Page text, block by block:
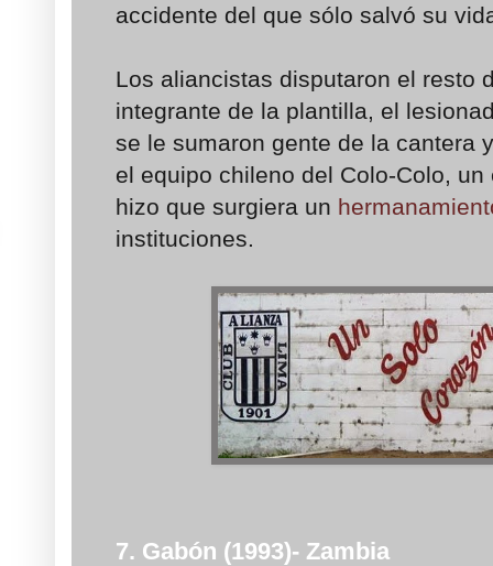
accidente del que sólo salvó su
Los aliancistas disputaron el resto
integrante de la plantilla, el
se le sumaron gente de la cantera
el equipo chileno del Colo-Colo,
hizo que surgiera un
instituciones.
7. Gabón (1993)- Zambia